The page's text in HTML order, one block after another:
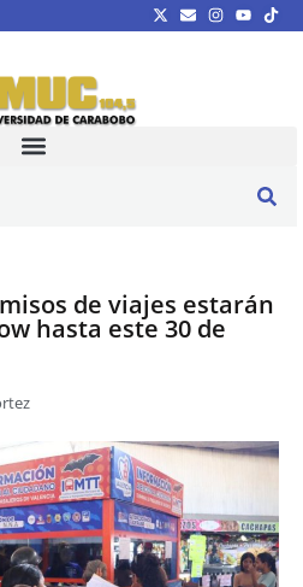
de viajes estarán
hasta este 30 de